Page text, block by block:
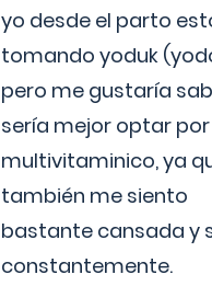
yo desde el parto
tomando yoduk
pero me gustaría
sería mejor optar por
multivitaminico, ya
también me siento
bastante cansada y
constantemente.